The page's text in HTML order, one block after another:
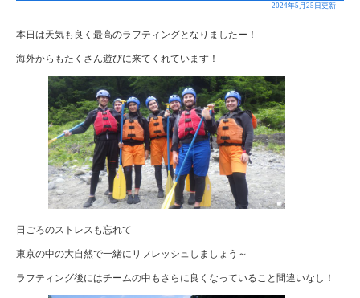
2024年5月25日更新
本日は天気も良く最高のラフティングとなりましたー！
海外からもたくさん遊びに来てくれています！
日ごろのストレスも忘れて
東京の中の大自然で一緒にリフレッシュしましょう～
ラフティング後にはチームの中もさらに良くなっていること間違いなし！